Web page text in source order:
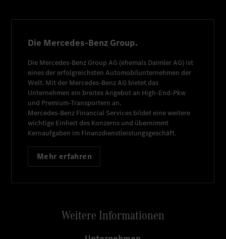
Die Mercedes-Benz Group.
Die Mercedes-Benz Group AG (ehemals Daimler AG) ist
eines der erfolgreichsten Automobilunternehmen der
Welt. Mit der Mercedes-Benz AG bietet das
Unternehmen ein breites Angebot an High-End-Pkw
und Premium-Transportern an.
Mercedes-Benz Financial Services bildet eine weitere
wichtige Einheit des Konzerns und übernimmt
Kernaufgaben im Finanzdienstleistungsgeschäft.
Mehr erfahren
Weitere Informationen